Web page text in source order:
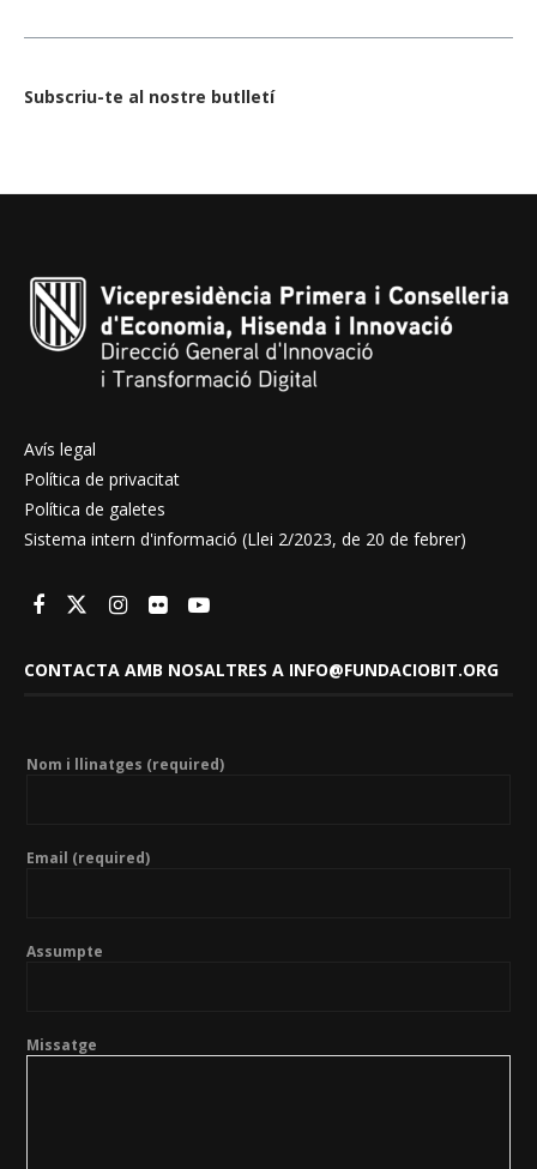
Subscriu-te al nostre butlletí
Avís legal
Política de privacitat
Política de galetes
Sistema intern d'informació (Llei 2/2023, de 20 de febrer)
CONTACTA AMB NOSALTRES A INFO@FUNDACIOBIT.ORG
Nom i llinatges (required)
Email (required)
Assumpte
Missatge